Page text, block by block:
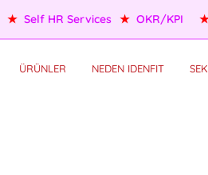
Management ★ People
ÜRÜNLER NEDEN IDENFIT